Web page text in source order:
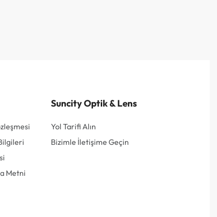
Metni
Suncity Optik & Lens
Yol Tarifi Alın
Bizimle İletişime Geçin